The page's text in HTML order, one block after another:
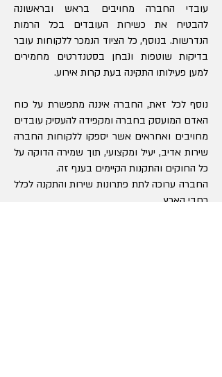
עובדי החברה מחויבים בראש ובראשונה
להבטיח את כשירות העובדים בכל הרמות
הנדרשות. בנוסף, כל הציוד הנמכר ללקוחות עובר
בדיקות שוטפות ונבחן בסטנדרטים מחמירים
למען פעילותו התקינה בעת קרות אירוע.
נוסף לכל זאת, החברה איננה מתפשרת על כוח
האדם המועסק בחברה ומקפידה להעסיק עובדים
מחויבים ואחראים אשר יספקו ללקוחות החברה
שירות אדיב, יעיל ומקצועי, תוך שמירה הדוקה על
כל החוקים והתקנות הקיימים בענף זה.
החברה ערוכה לתת פתרונות שירות והתקנה לכלל
רחבי הארץ.